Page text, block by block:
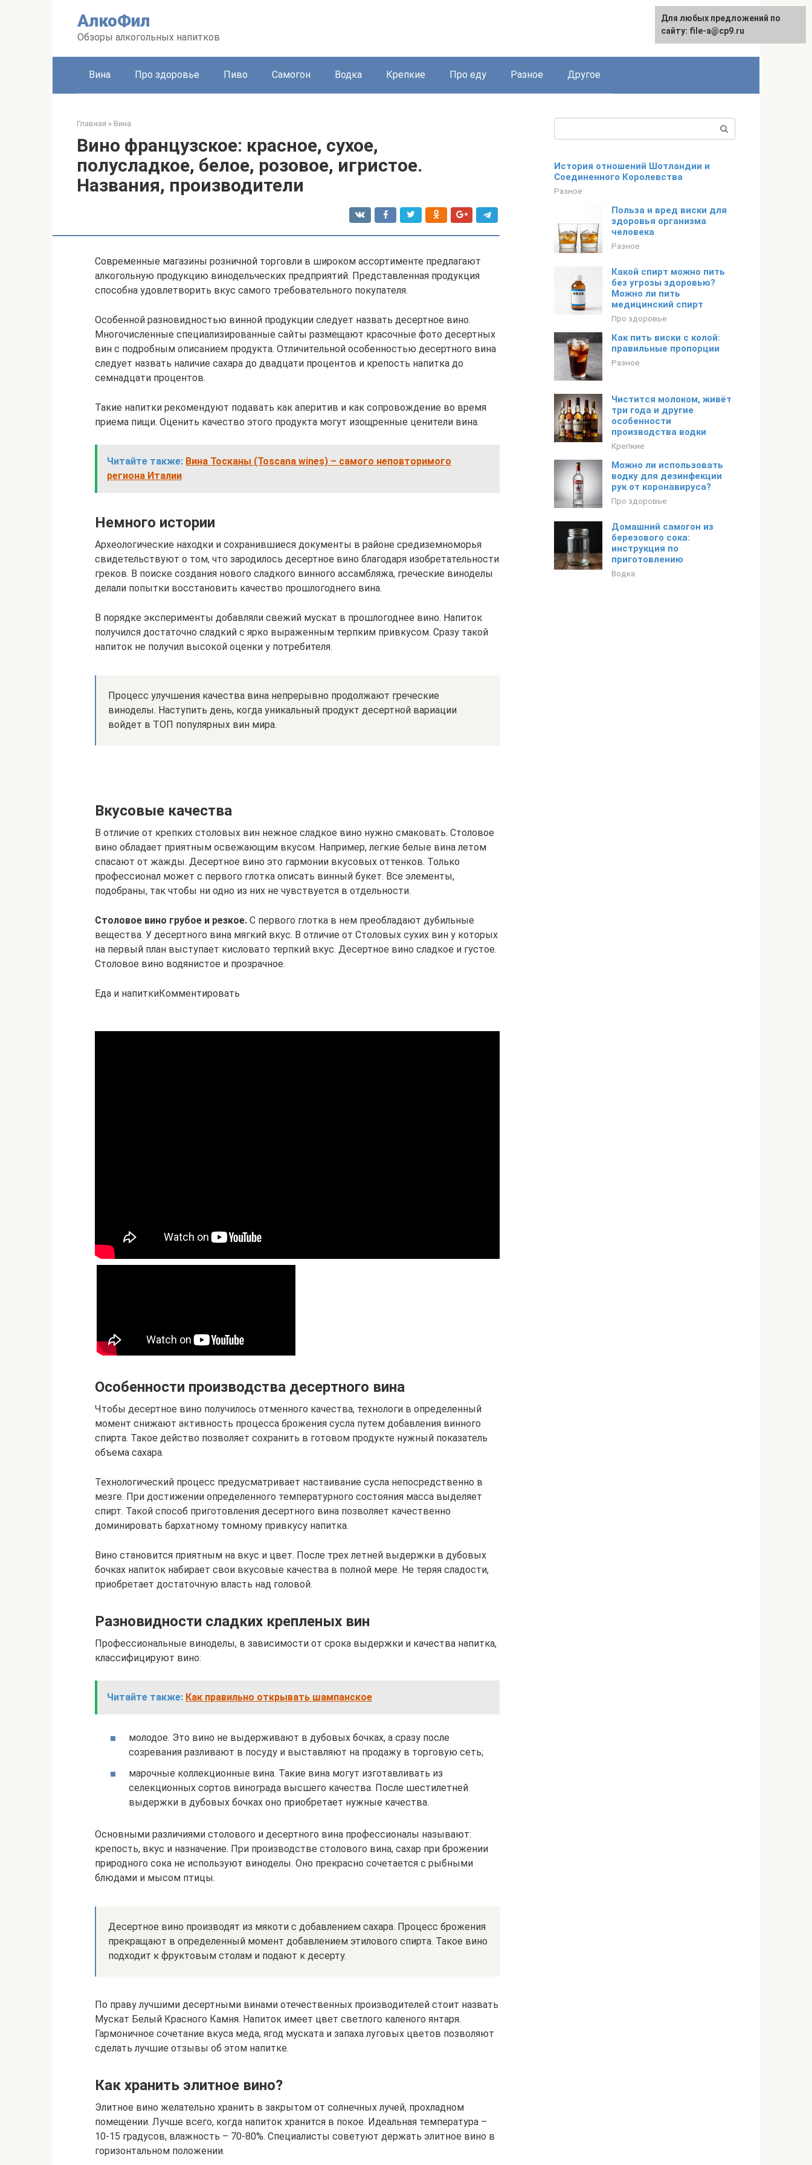
АлкоФил
Обзоры алкогольных напитков
Вина Про здоровье Пиво Самогон Водка Крепкие Про еду Разное Другое
Главная » Вина
Вино французское: красное, сухое,
полусладкое, белое, розовое, игристое.
Названия, производители
Современные магазины розничной торговли в широком ассортименте предлагают
алкогольную продукцию винодельческих предприятий. Представленная продукция
способна удовлетворить вкус самого требовательного покупателя.
Особенной разновидностью винной продукции следует назвать десертное вино.
Многочисленные специализированные сайты размещают красочные фото десертных
вин с подробным описанием продукта. Отличительной особенностью десертного вина
следует назвать наличие сахара до двадцати процентов и крепость напитка до
семнадцати процентов.
Такие напитки рекомендуют подавать как аперитив и как сопровождение во время
приема пищи. Оценить качество этого продукта могут изощренные ценители вина.
Читайте также: Вина Тосканы (Toscana wines) – самого неповторимого
региона Италии
Немного истории
Археологические находки и сохранившиеся документы в районе средиземноморья
свидетельствуют о том, что зародилось десертное вино благодаря изобретательности
греков. В поиске создания нового сладкого винного ассамбляжа, греческие виноделы
делали попытки восстановить качество прошлогоднего вина.
В порядке эксперименты добавляли свежий мускат в прошлогоднее вино. Напиток
получился достаточно сладкий с ярко выраженным терпким привкусом. Сразу такой
напиток не получил высокой оценки у потребителя.
Процесс улучшения качества вина непрерывно продолжают греческие
виноделы. Наступить день, когда уникальный продукт десертной вариации
войдет в ТОП популярных вин мира.
Вкусовые качества
В отличие от крепких столовых вин нежное сладкое вино нужно смаковать. Столовое
вино обладает приятным освежающим вкусом. Например, легкие белые вина летом
спасают от жажды. Десертное вино это гармонии вкусовых оттенков. Только
профессионал может с первого глотка описать винный букет. Все элементы,
подобраны, так чтобы ни одно из них не чувствуется в отдельности.
Столовое вино грубое и резкое. С первого глотка в нем преобладают дубильные
вещества. У десертного вина мягкий вкус. В отличие от Столовых сухих вин у которых
на первый план выступает кисловато терпкий вкус. Десертное вино сладкое и густое.
Столовое вино водянистое и прозрачное.
Еда и напиткиКомментировать
Особенности производства десертного вина
Чтобы десертное вино получилось отменного качества, технологи в определенный
момент снижают активность процесса брожения сусла путем добавления винного
спирта. Такое действо позволяет сохранить в готовом продукте нужный показатель
объема сахара.
Технологический процесс предусматривает настаивание сусла непосредственно в
мезге. При достижении определенного температурного состояния масса выделяет
спирт. Такой способ приготовления десертного вина позволяет качественно
доминировать бархатному томному привкусу напитка.
Вино становится приятным на вкус и цвет. После трех летней выдержки в дубовых
бочках напиток набирает свои вкусовые качества в полной мере. Не теряя сладости,
приобретает достаточную власть над головой.
Разновидности сладких крепленых вин
Профессиональные виноделы, в зависимости от срока выдержки и качества напитка,
классифицируют вино:
Читайте также: Как правильно открывать шампанское
молодое. Это вино не выдерживают в дубовых бочках, а сразу после
созревания разливают в посуду и выставляют на продажу в торговую сеть;
марочные коллекционные вина. Такие вина могут изготавливать из
селекционных сортов винограда высшего качества. После шестилетней
выдержки в дубовых бочках оно приобретает нужные качества.
Основными различиями столового и десертного вина профессионалы называют:
крепость, вкус и назначение. При производстве столового вина, сахар при брожении
природного сока не используют виноделы. Оно прекрасно сочетается с рыбными
блюдами и мысом птицы.
Десертное вино производят из мякоти с добавлением сахара. Процесс брожения
прекращают в определенный момент добавлением этилового спирта. Такое вино
подходит к фруктовым столам и подают к десерту.
По праву лучшими десертными винами отечественных производителей стоит назвать
Мускат Белый Красного Камня. Напиток имеет цвет светлого каленого янтаря.
Гармоничное сочетание вкуса меда, ягод муската и запаха луговых цветов позволяют
сделать лучшие отзывы об этом напитке.
Как хранить элитное вино?
Элитное вино желательно хранить в закрытом от солнечных лучей, прохладном
помещении. Лучше всего, когда напиток хранится в покое. Идеальная температура –
10-15 градусов, влажность – 70-80%. Специалисты советуют держать элитное вино в
горизонтальном положении.
История отношений Шотландии и
Соединенного Королевства
Разное
Польза и вред виски для
здоровья организма
человека
Разное
Какой спирт можно пить
без угрозы здоровью?
Можно ли пить
медицинский спирт
Про здоровье
Как пить виски с колой:
правильные пропорции
Разное
Чистится молоком, живёт
три года и другие
особенности
производства водки
Крепкие
Можно ли использовать
водку для дезинфекции
рук от коронавируса?
Про здоровье
Домашний самогон из
березового сока:
инструкция по
приготовлению
Водка
Для любых предложений по
сайту: file-a@cp9.ru